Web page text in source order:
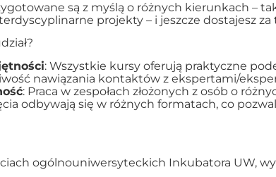
są z myślą o różnych kierunkach –
projekty – i jeszcze dostajesz
: Wszystkie kursy oferują praktyczne
nawiązania kontaktów z ekspertami/
: Praca w zespołach złożonych z osób o
odbywają się w różnych formatach, co
ogólnouniwersyteckich Inkubatora UW,